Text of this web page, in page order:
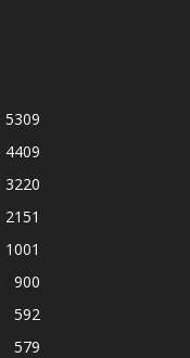
5309
4409
3220
2151
1001
900
592
579